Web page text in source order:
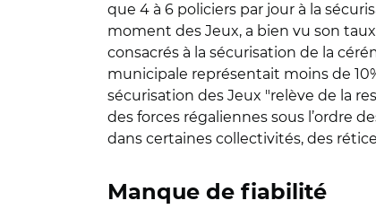
que 4 à 6 policiers par jour à la
moment des Jeux, a bien vu son
consacrés à la sécurisation de la
municipale représentait moins de
sécurisation des Jeux "relève de la
des forces régaliennes sous l’ordre
dans certaines collectivités, des
Manque de fiabilité